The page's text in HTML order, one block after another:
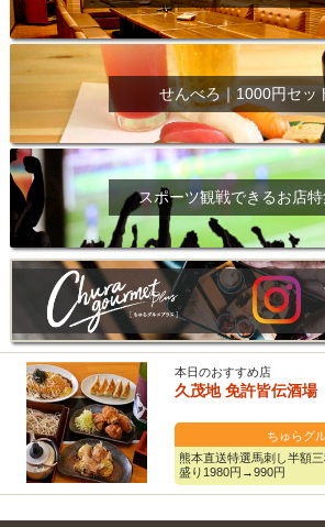
せんべろ｜1000円セッ
スポーツ観戦できるお店特
本日のおすすめ店
久茂地 免許皆伝酒場
ちゅらグ
熊本直送特選馬刺し半額
盛り1980円→990円